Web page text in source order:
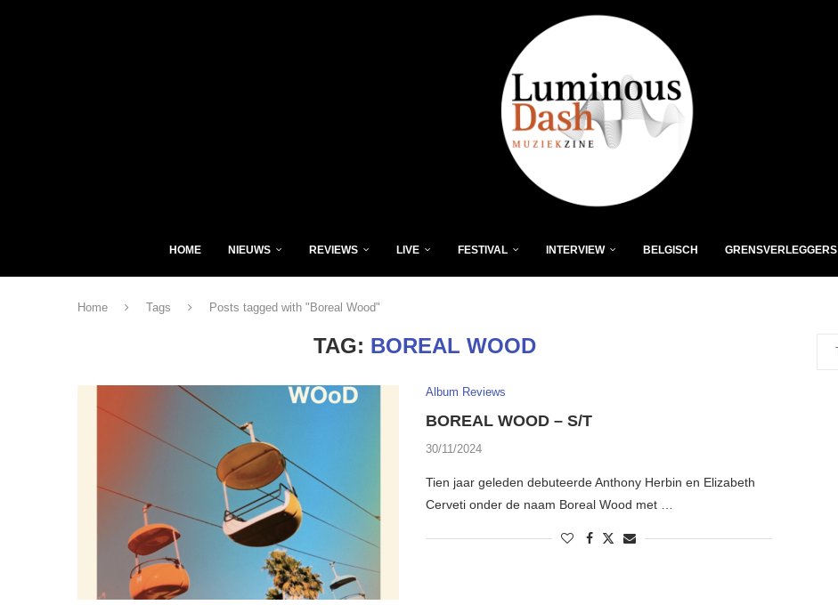
HOME NIEUWS REVIEWS LIVE FESTIVAL INTERVIEW BELGISCH GRENSVERLEGGERS
Home Tags Posts tagged with "Boreal Wood"
TAG: BOREAL WOOD
Album Reviews
BOREAL WOOD – S/T
30/11/2024
Tien jaar geleden debuteerde Anthony Herbin en Elizabeth
Cerveti onder de naam Boreal Wood met …